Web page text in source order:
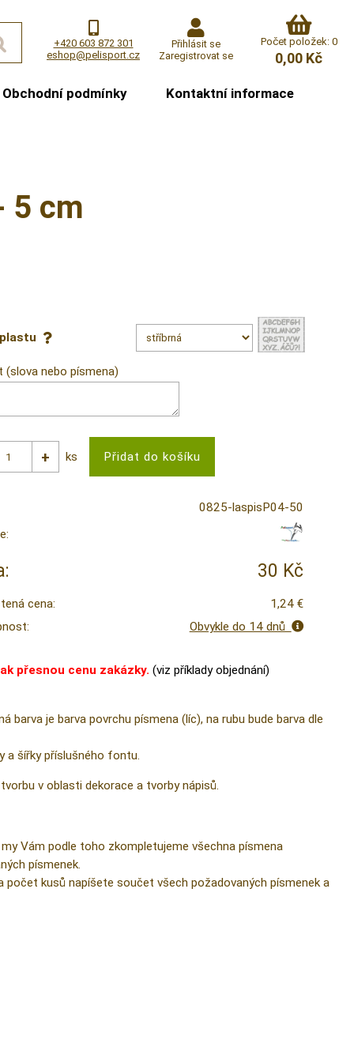
+420 603 872 301
eshop@pelisport.cz
Přihlásit se
Zaregistrovat se
Počet položek: 0
0,00 Kč
Obchodní podmínky Kontaktní informace
5 cm
(slova nebo písmena)
ks
0825-laspisP04-50
30 Kč
cena:
1,24 €
Obvykle do 14 dnů
přesnou cenu zakázky. (viz příklady objednání)
barva je barva povrchu písmena (líc), na rubu bude barva dle
a šířky příslušného fontu.
v oblasti dekorace a tvorby nápisů.
Vám podle toho zkompletujeme všechna písmena
písmenek.
kusů napíšete součet všech požadovaných písmenek a